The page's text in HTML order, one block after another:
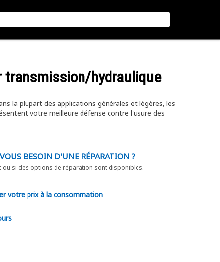
transmission/hydraulique
la plupart des applications générales et légères, les
votre meilleure défense contre l'usure des
BESOIN D'UNE RÉPARATION ?
ou si des options de réparation sont disponibles.
votre prix à la consommation